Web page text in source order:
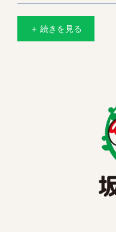
＋ 続きを見る